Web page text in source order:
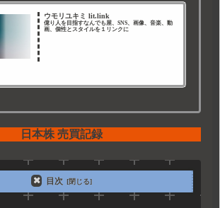
ウモリユキミ lit.link
億り人を目指すなんでも屋、SNS、画像、音楽、動
画、個性とスタイルを１リンクに
日本株 売買記録
目次